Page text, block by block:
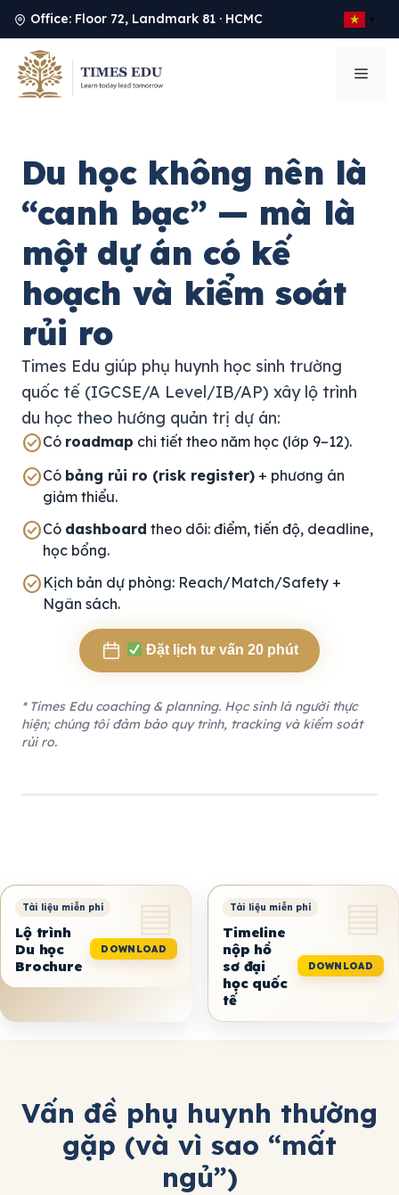
Office: Floor 72, Landmark 81 · HCMC ▼
Chuyển
đến
nội
Du học không nên là
“canh bạc” — mà là
một dự án có kế
hoạch và kiểm soát
rủi ro
Times Edu giúp phụ huynh học sinh trường
quốc tế (IGCSE/A Level/IB/AP) xây lộ trình
du học theo hướng quản trị dự án:
check_circleCó roadmap chi tiết theo năm học (lớp 9–12).
check_circleCó bảng rủi ro (risk register) + phương án
giảm thiểu.
check_circleCó dashboard theo dõi: điểm, tiến độ, deadline,
học bổng.
check_circle Kịch bản dự phòng: Reach/Match/Safety +
Ngân sách.
Đặt lịch tư vấn 20 phút
* Times Edu coaching & planning. Học sinh là người thực
hiện; chúng tôi đảm bảo quy trình, tracking và kiểm soát
rủi ro.
Lộ trình
Du học
Brochure
DOWNLOAD
Timeline
nộp hồ
sơ đại
học quốc
tế
DOWNLOAD
Vấn đề phụ huynh thường
gặp (và vì sao “mất
ngủ”)